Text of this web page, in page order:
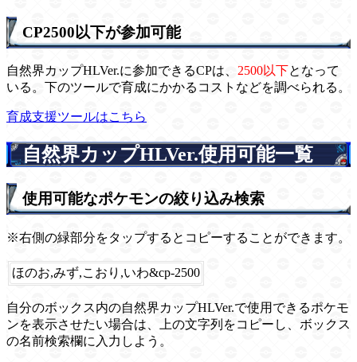
CP2500以下が参加可能
自然界カップHLVer.に参加できるCPは、 2500以下となって
いる。下のツールで育成にかかるコストなどを調べられる。
育成支援ツールはこちら
自然界カップHLVer.使用可能一覧
使用可能なポケモンの絞り込み検索
※右側の緑部分をタップするとコピーすることができます。
ほのお,みず,こおり,いわ&cp-2500
自分のボックス内の自然界カップHLVer.で使用できるポケモ
ンを表示させたい場合は、上の文字列をコピーし、ボックス
の名前検索欄に入力しよう。